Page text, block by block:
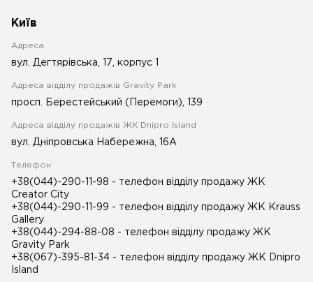
Київ
Адреса
вул. Дегтярівська, 17, корпус 1
Адреса відділу продажів Gravity Park
просп. Берестейський (Перемоги), 139
Адреса відділу продажів ЖК Dnipro Island
вул. Дніпровська Набережна, 16А
Телефон
+38(044)-290-11-98 - телефон відділу продажу ЖК
Creator City
+38(044)-290-11-99 - телефон відділу продажу ЖК Krauss
Gallery
+38(044)-294-88-08 - телефон відділу продажу ЖК
Gravity Park
+38(067)-395-81-34 - телефон відділу продажу ЖК Dnipro
Island